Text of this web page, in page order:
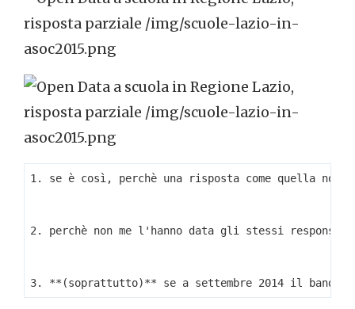
1. se è così, perchè una risposta come quella non
2. perchè non me l'hanno data gli stessi